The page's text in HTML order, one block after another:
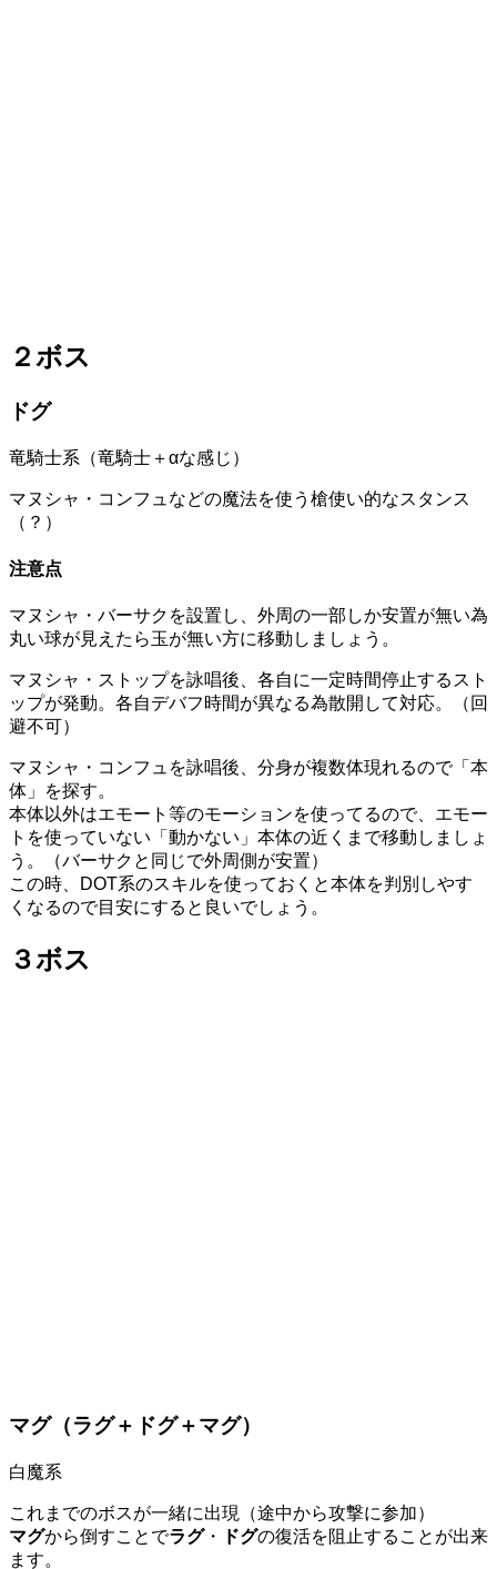
２ボス
ドグ
竜騎士系（竜騎士＋αな感じ）
マヌシャ・コンフュなどの魔法を使う槍使い的なスタンス
（？）
注意点
マヌシャ・バーサクを設置し、外周の一部しか安置が無い為
丸い球が見えたら玉が無い方に移動しましょう。
マヌシャ・ストップを詠唱後、各自に一定時間停止するスト
ップが発動。各自デバフ時間が異なる為散開して対応。（回
避不可）
マヌシャ・コンフュを詠唱後、分身が複数体現れるので「本
体」を探す。
本体以外はエモート等のモーションを使ってるので、エモー
トを使っていない「動かない」本体の近くまで移動しましょ
う。（バーサクと同じで外周側が安置）
この時、DOT系のスキルを使っておくと本体を判別しやす
くなるので目安にすると良いでしょう。
３ボス
マグ（ラグ＋ドグ＋マグ）
白魔系
これまでのボスが一緒に出現（途中から攻撃に参加）
マグから倒すことでラグ・ ドグの復活を阻止することが出来
ます。